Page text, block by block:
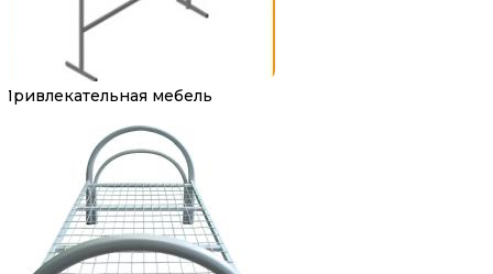
Привлекательная мебель